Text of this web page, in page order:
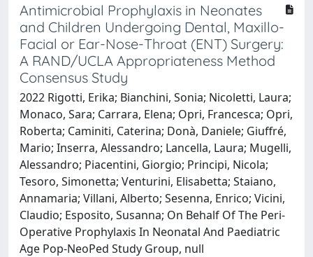
Antimicrobial Prophylaxis in Neonates
and Children Undergoing Dental, Maxillo-
Facial or Ear-Nose-Throat (ENT) Surgery:
A RAND/UCLA Appropriateness Method
Consensus Study
2022 Rigotti, Erika; Bianchini, Sonia; Nicoletti, Laura;
Monaco, Sara; Carrara, Elena; Opri, Francesca; Opri,
Roberta; Caminiti, Caterina; Donà, Daniele; Giuffré,
Mario; Inserra, Alessandro; Lancella, Laura; Mugelli,
Alessandro; Piacentini, Giorgio; Principi, Nicola;
Tesoro, Simonetta; Venturini, Elisabetta; Staiano,
Annamaria; Villani, Alberto; Sesenna, Enrico; Vicini,
Claudio; Esposito, Susanna; On Behalf Of The Peri-
Operative Prophylaxis In Neonatal And Paediatric
Age Pop-NeoPed Study Group, null